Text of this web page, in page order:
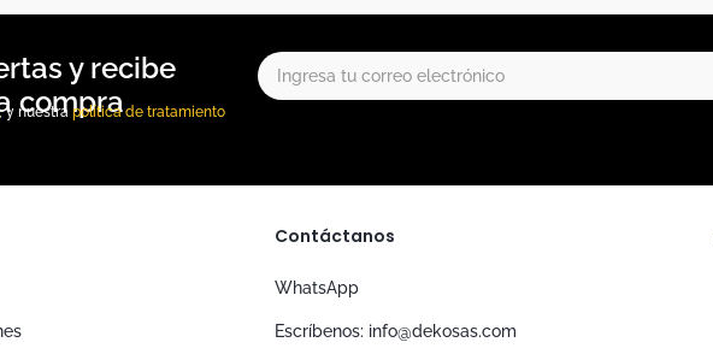
y nuestra política de tratamiento
Contáctanos
WhatsApp
Escríbenos: info@dekosas.com